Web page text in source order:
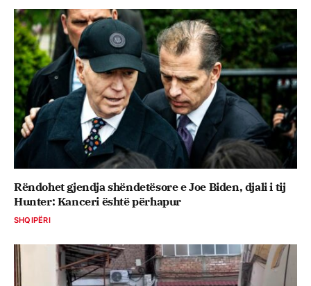
Rëndohet gjendja shëndetësore e Joe Biden, djali i tij
Hunter: Kanceri është përhapur
SHQIPËRI